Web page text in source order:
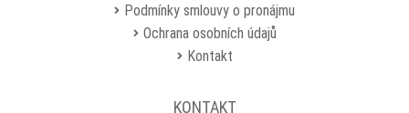
Podmínky smlouvy o pronájmu
Ochrana osobních údajů
Kontakt
KONTAKT